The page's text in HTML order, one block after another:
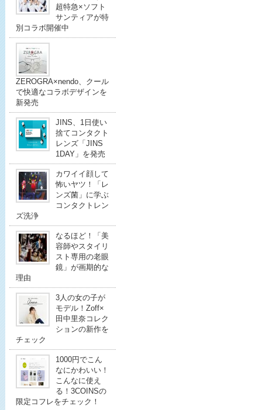
超特急×ソフト
サンティアが特
別コラボ開催中
ZEROGRA×nendo、クール
で快適なコラボデザインを
新発売
JINS、1日使い
捨てコンタクト
レンズ「JINS
1DAY」を発売
カワイイ顔して
怖いヤツ！「レ
ンズ菌」に学ぶ
コンタクトレン
ズ洗浄
なるほど！「美
容師やスタイリ
スト専用の老眼
鏡」が画期的な
理由
3人の女の子が
モデル！Zoff×
田中里奈コレク
ションの新作を
チェック
1000円でこん
なにかわいい！
こんなに使え
る！3COINSの
限定コフレをチェック！